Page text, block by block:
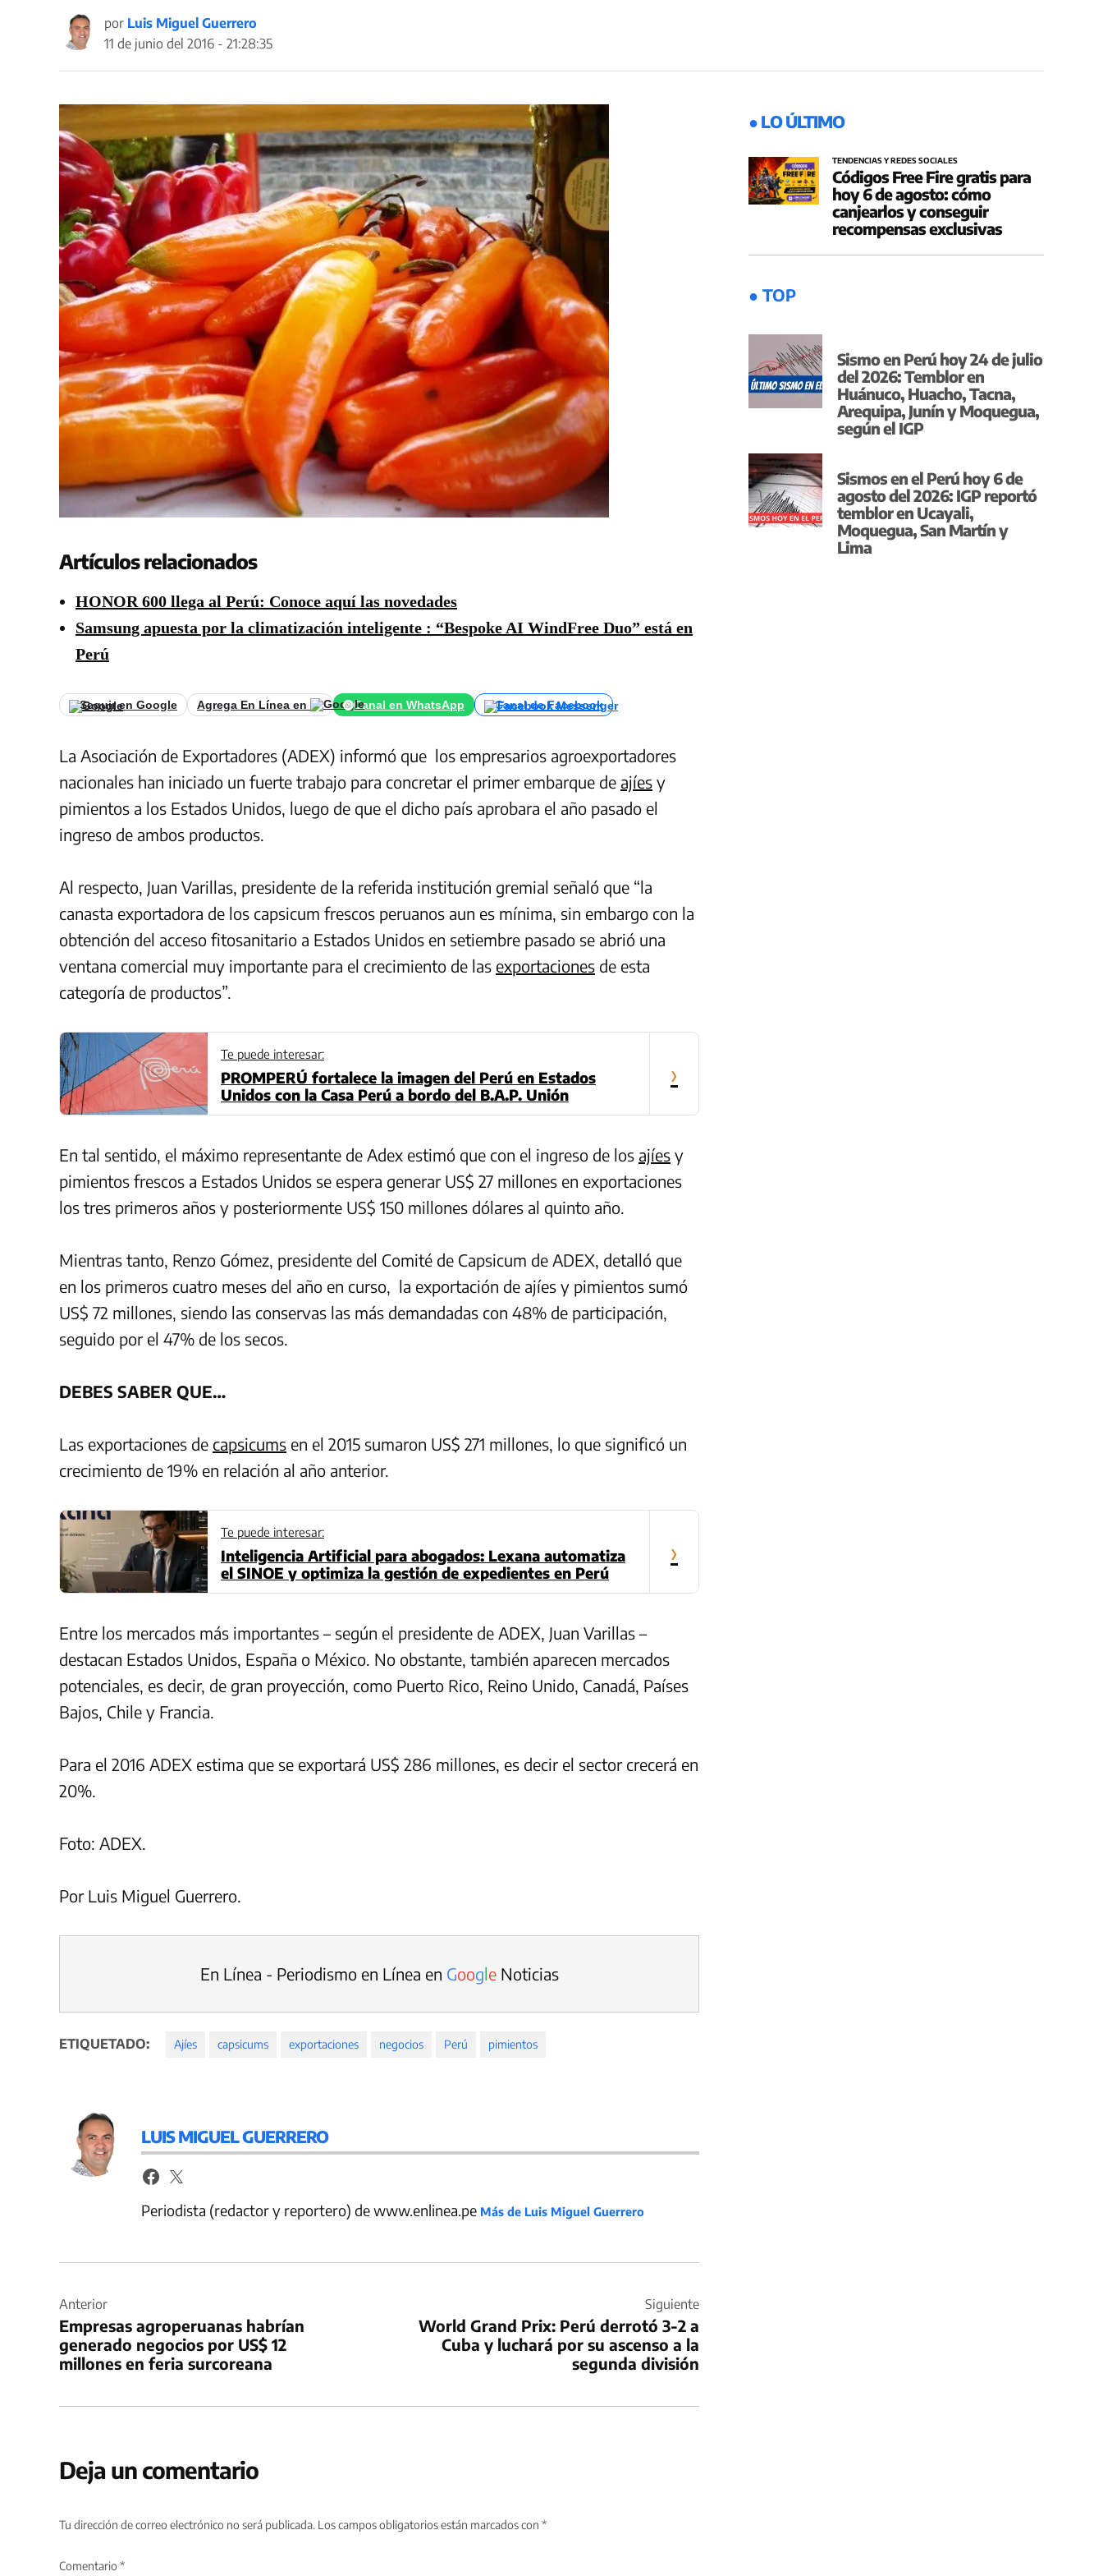
por Luis Miguel Guerrero
11 de junio del 2016 - 21:28:35
Artículos relacionados
HONOR 600 llega al Perú: Conoce aquí las novedades
Samsung apuesta por la climatización inteligente : “Bespoke AI WindFree Duo” está en
Perú
Seguir en Google Agrega En Línea en Canal en WhatsApp Canal de Facebook
La Asociación de Exportadores (ADEX) informó que los empresarios agroexportadores
nacionales han iniciado un fuerte trabajo para concretar el primer embarque de ajíes y
pimientos a los Estados Unidos, luego de que el dicho país aprobara el año pasado el
ingreso de ambos productos.
Al respecto, Juan Varillas, presidente de la referida institución gremial señaló que “la
canasta exportadora de los capsicum frescos peruanos aun es mínima, sin embargo con la
obtención del acceso fitosanitario a Estados Unidos en setiembre pasado se abrió una
ventana comercial muy importante para el crecimiento de las exportaciones de esta
categoría de productos”.
Te puede interesar:
PROMPERÚ fortalece la imagen del Perú en Estados
Unidos con la Casa Perú a bordo del B.A.P. Unión
›
En tal sentido, el máximo representante de Adex estimó que con el ingreso de los ajíes y
pimientos frescos a Estados Unidos se espera generar US$ 27 millones en exportaciones
los tres primeros años y posteriormente US$ 150 millones dólares al quinto año.
Mientras tanto, Renzo Gómez, presidente del Comité de Capsicum de ADEX, detalló que
en los primeros cuatro meses del año en curso, la exportación de ajíes y pimientos sumó
US$ 72 millones, siendo las conservas las más demandadas con 48% de participación,
seguido por el 47% de los secos.
DEBES SABER QUE…
Las exportaciones de capsicums en el 2015 sumaron US$ 271 millones, lo que significó un
crecimiento de 19% en relación al año anterior.
Te puede interesar:
Inteligencia Artificial para abogados: Lexana automatiza
el SINOE y optimiza la gestión de expedientes en Perú
›
Entre los mercados más importantes – según el presidente de ADEX, Juan Varillas –
destacan Estados Unidos, España o México. No obstante, también aparecen mercados
potenciales, es decir, de gran proyección, como Puerto Rico, Reino Unido, Canadá, Países
Bajos, Chile y Francia.
Para el 2016 ADEX estima que se exportará US$ 286 millones, es decir el sector crecerá en
20%.
Foto: ADEX.
Por Luis Miguel Guerrero.
En Línea - Periodismo en Línea en GoogleNoticias
ETIQUETADO: Ajíes capsicums exportaciones negocios Perú pimientos
LUIS MIGUEL GUERRERO
Periodista (redactor y reportero) de www.enlinea.pe Más de Luis Miguel Guerrero
de
entradas
Anterior
Empresas agroperuanas habrían
generado negocios por US$ 12
millones en feria surcoreana
Siguiente
World Grand Prix: Perú derrotó 3-2 a
Cuba y luchará por su ascenso a la
segunda división
Deja un comentario
Tu dirección de correo electrónico no será publicada. Los campos obligatorios están marcados con *
Comentario *
● LO ÚLTIMO
TENDENCIAS Y REDES SOCIALES
Códigos Free Fire gratis para
hoy 6 de agosto: cómo
canjearlos y conseguir
recompensas exclusivas
● TOP
Sismo en Perú hoy 24 de julio
del 2026: Temblor en
Huánuco, Huacho, Tacna,
Arequipa, Junín y Moquegua,
según el IGP
Sismos en el Perú hoy 6 de
agosto del 2026: IGP reportó
temblor en Ucayali,
Moquegua, San Martín y
Lima